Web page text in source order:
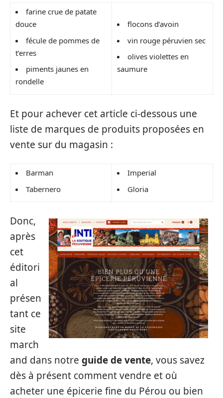
farine crue de patate
douce
fécule de pommes de
t’erres
piments jaunes en
rondelle
flocons d’avoin
vin rouge péruvien sec
olives violettes en
saumure
Et pour achever cet article ci-dessous une
liste de marques de produits proposées en
vente sur du magasin :
Barman
Tabernero
Imperial
Gloria
Donc,
après
cet
éditori
al
présen
tant ce
site
march
and dans notre guide de vente, vous savez
dès à présent comment vendre et où
acheter une épicerie fine du Pérou ou bien